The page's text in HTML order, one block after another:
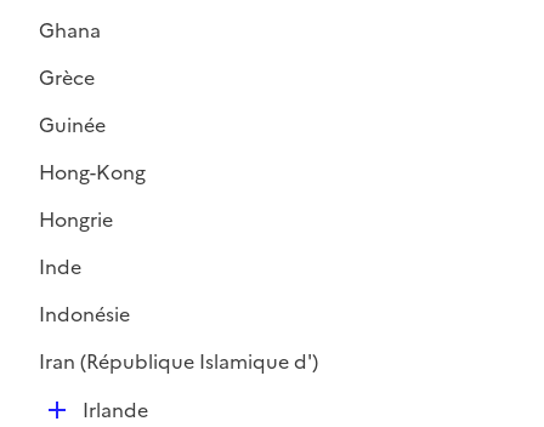
e
Ghana
Grèce
Guinée
Hong-Kong
Hongrie
Inde
Indonésie
Iran (République Islamique d')
DIrlande